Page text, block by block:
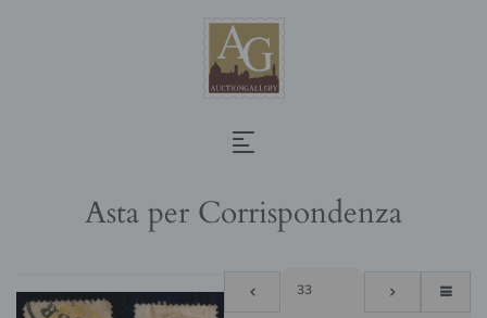
Asta per Corrispondenza